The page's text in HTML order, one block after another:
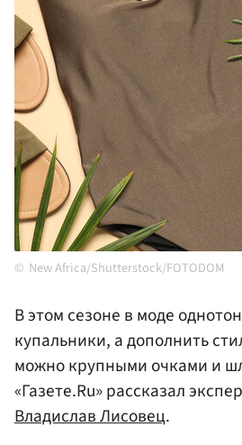
New Africa/Shutterstock/FOTODOM
В этом сезоне в моде
купальники, а дополнить
можно крупными очками и
«Газете.Ru» рассказал
Владислав Лисовец.